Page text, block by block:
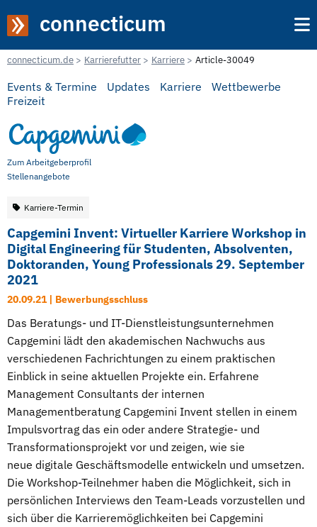
connecticum
connecticum.de Karrierefutter Karriere Article-30049
Events & Termine Updates Karriere
Wettbewerbe
Freizeit
Zum Arbeitgeberprofil
Stellenangebote
Karriere-Termin
Capgemini Invent: Virtueller Karriere Workshop in
Digital Engineering für Studenten, Absolventen,
Doktoranden, Young Professionals 29. September
2021
20.09.21 | Bewerbungsschluss
Das Beratungs- und IT-Dienstleistungsunternehmen
Capgemini lädt den akademischen Nachwuchs aus
verschiedenen Fachrichtungen zu einem praktischen
Einblick in seine aktuellen Projekte ein. Erfahrene
Management Consultants der internen
Managementberatung Capgemini Invent stellen in einem
Impulsvortrag das ein oder andere Strategie- und
Transformationsprojekt vor und zeigen, wie sie
neue digitale Geschäftsmodelle entwickeln und umsetzen.
Die Workshop-Teilnehmer haben die Möglichkeit, sich in
persönlichen Interviews den Team-Leads vorzustellen und
sich über die Karrieremöglichkeiten bei Capgemini